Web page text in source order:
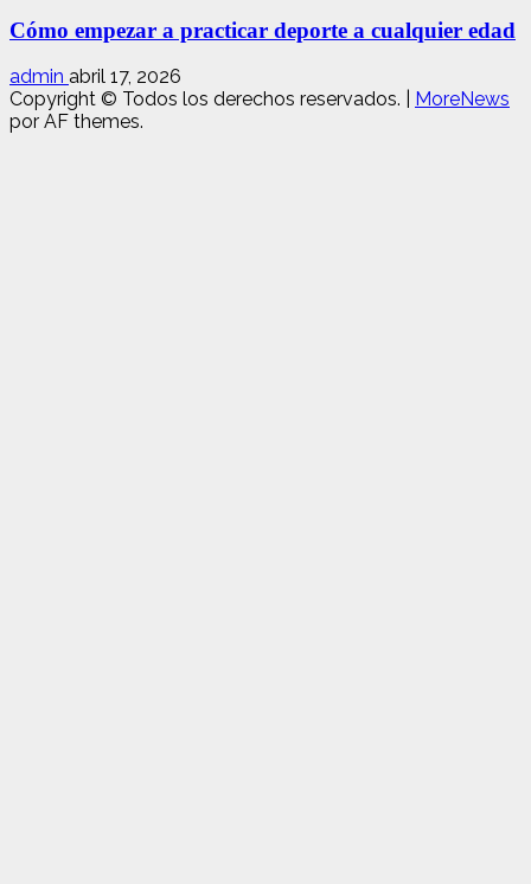
Cómo empezar a practicar deporte a cualquier edad
admin abril 17, 2026
Copyright © Todos los derechos reservados.
MoreNews
por AF themes.